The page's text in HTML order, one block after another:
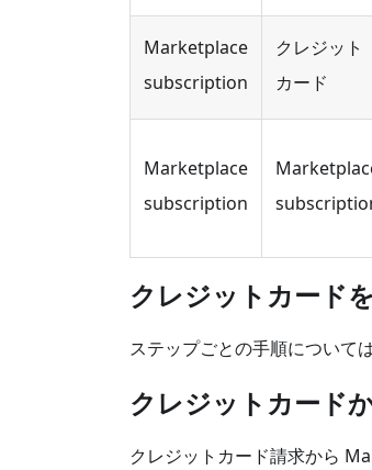
Marketplace
subscription
クレジット
カード
Marketplace
subscription
クレジットカード
ステップごとの手順については
クレジットカード
クレジットカード請求から